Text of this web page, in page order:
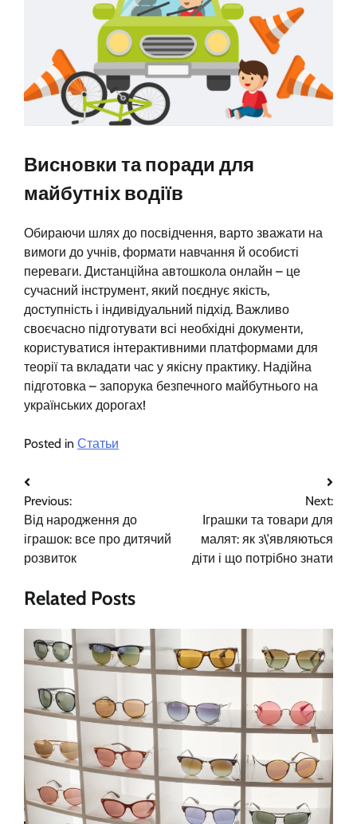
Висновки та поради для
майбутніх водіїв
Обираючи шлях до посвідчення, варто зважати на
вимоги до учнів, формати навчання й особисті
переваги. Дистанційна автошкола онлайн – це
сучасний інструмент, який поєднує якість,
доступність і індивідуальний підхід. Важливо
своєчасно підготувати всі необхідні документи,
користуватися інтерактивними платформами для
теорії та вкладати час у якісну практику. Надійна
підготовка – запорука безпечного майбутнього на
українських дорогах!
Posted in Статьи
Навигация
по
записям
Previous:
Від народження до
іграшок: все про дитячий
розвиток
Next:
Іграшки та товари для
малят: як з\’являються
діти і що потрібно знати
Related Posts